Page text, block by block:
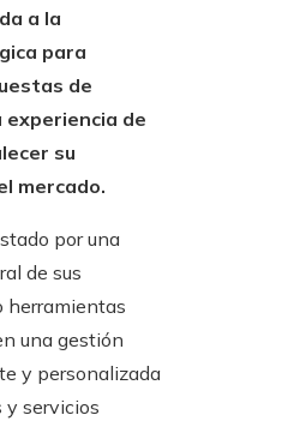
a la
para
de
experiencia de
su
mercado.
por una
de sus
herramientas
una gestión
y personalizada
y servicios